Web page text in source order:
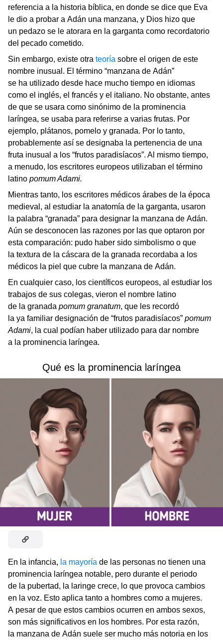
referencia a la historia bíblica, en donde se dice que Eva
le dio a probar a Adán una manzana, y Dios hizo que
un pedazo se le atorara en la garganta como recordatorio
del pecado cometido.
Sin embargo, existe otra teoría sobre el origen de este
nombre inusual. El término “manzana de Adán”
se ha utilizado desde hace mucho tiempo en idiomas
como el inglés, el francés y el italiano. No obstante, antes
de que se usara como sinónimo de la prominencia
laríngea, se usaba para referirse a varias frutas. Por
ejemplo, plátanos, pomelo y granada. Por lo tanto,
probablemente así se designaba la pertenencia de una
fruta inusual a los “frutos paradisíacos”. Al mismo tiempo,
a menudo, los escritores europeos utilizaban el término
latino pomum Adami.
Mientras tanto, los escritores médicos árabes de la época
medieval, al estudiar la anatomía de la garganta, usaron
la palabra “granada” para designar la manzana de Adán.
Aún se desconocen las razones por las que optaron por
esta comparación: pudo haber sido simbolismo o que
la textura de la cáscara de la granada recordaba a los
médicos la piel que cubre la manzana de Adán.
En cualquier caso, los científicos europeos, al estudiar los
trabajos de sus colegas, vieron el nombre latino
de la granada pomum granatum, que les recordó
la ya familiar designación de “frutos paradisíacos” pomum
Adami, la cual podían haber utilizado para dar nombre
a la prominencia laríngea.
Qué es la prominencia laríngea
En la infancia, la mayoría de las personas no tienen una
prominencia laríngea notable, pero durante el periodo
de la pubertad, la laringe crece, lo que provoca cambios
en la voz. Esto aplica tanto a hombres como a mujeres.
A pesar de que estos cambios ocurren en ambos sexos,
son más significativos en los hombres. Por esta razón,
la manzana de Adán suele ser mucho más notoria en los